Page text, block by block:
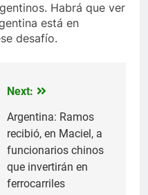
Habrá que ver
está en
desafío.
Next:
Argentina: Ramos
recibió, en Maciel, a
funcionarios chinos
que invertirán en
ferrocarriles